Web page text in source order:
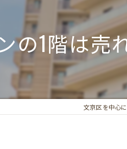
の1階は売
文京区を中心